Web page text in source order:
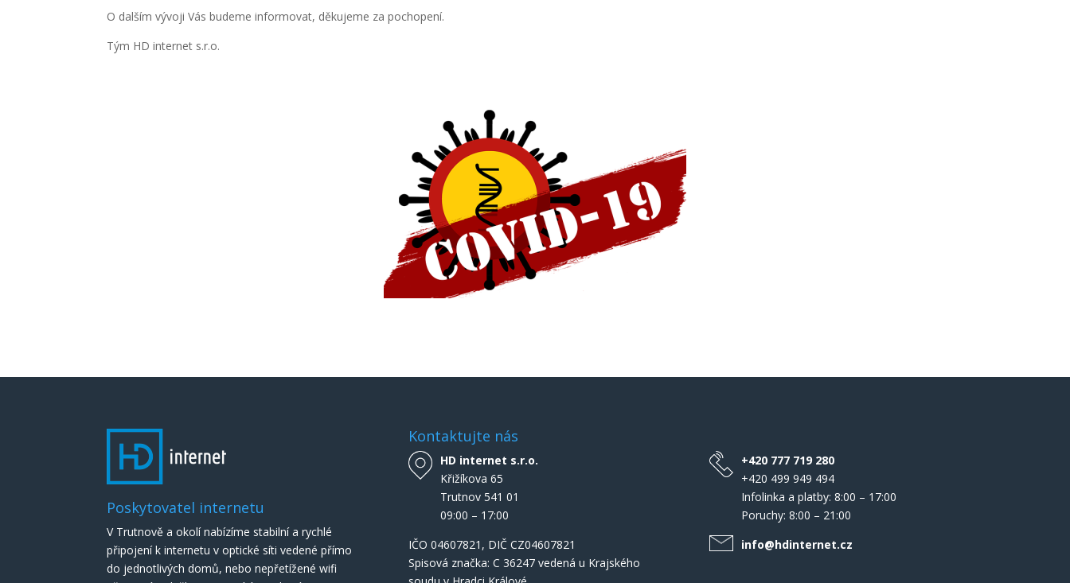
O dalším vývoji Vás budeme informovat, děkujeme za pochopení.
Tým HD internet s.r.o.
Poskytovatel internetu
V Trutnově a okolí nabízíme stabilní a rychlé
připojení k internetu v optické síti vedené přímo
do jednotlivých domů, nebo nepřetížené wifi
Kontaktujte nás
HD internet s.r.o.
Křižíkova 65
Trutnov 541 01
09:00 – 17:00
IČO 04607821 , DIČ CZ04607821
Spisová značka: C 36247 vedená u Krajského
+420 777 719 280
+420 499 949 494
Infolinka a platby: 8:00 – 17:00
Poruchy: 8:00 – 21:00
info@hdinternet.cz